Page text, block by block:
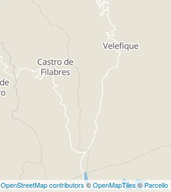
OpenStreetMap contributors©OpenMapTiles © Parcello